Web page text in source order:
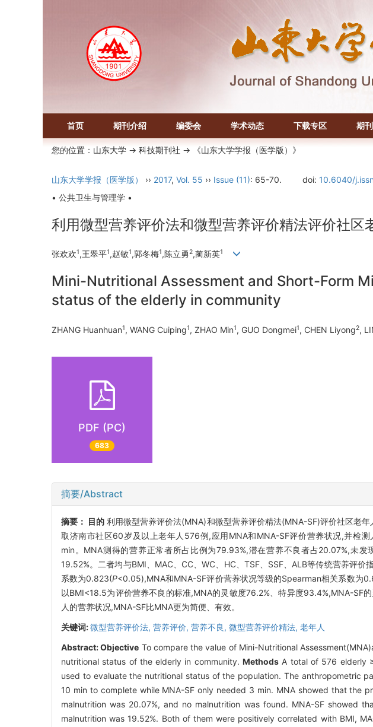
首页 期刊介绍 编委会 学术动态 下载专区 期
您的位置： 山东大学 -> 科技期刊社 -> 《山东大学学报（医学版）》
山东大学学报（医学版） ›› 2017, Vol. 55 ›› Issue (11): 65-70. doi: 10.6040/
• 公共卫生与管理学 •
利用微型营养评价法和微型营养评价精法评价社区
张欢欢1,王翠平1,赵敏1,郭冬梅1,陈立勇2,蔺新英1
Mini-Nutritional Assessment and Short-Form
status of the elderly in community
ZHANG Huanhuan1, WANG Cuiping1, ZHAO Min1, GUO Dongmei1, CHEN Liyong2,
PDF (PC)
683
摘要/Abstract
摘要： 目的 利用微型营养评价法(MNA)和微型营养评价精法(MNA-SF)评价社区老
取济南市社区60岁及以上老年人576例,应用MNA和MNA-SF评价营养状况,并检
min。MNA测得的营养正常者所占比例为79.93%,潜在营养不良者占20.07%,未
19.52%。二者均与BMI、MAC、CC、WC、HC、TSF、SSF、ALB等传统营养评价
系数为0.823(P<0.05),MNA和MNA-SF评价营养状况等级的Spearman相关系数为
以BMI<18.5为评价营养不良的标准,MNA的灵敏度76.2%、特异度93.4%,MNA-SF
人的营养状况,MNA-SF比MNA更为简便、有效。
关键词:微型营养评价法, 营养评价, 营养不良, 微型营养评价精法, 老年人
Abstract:Objective To compare the value of Mini-Nutritional
nutritional status of the elderly in community.Methods A total of 576 elderly
used to evaluate the nutritional status of the population. The anthropometric
10 min to complete while MNA-SF only needed 3 min. MNA showed that the
malnutrition was 20.07%, and no malnutrition was found. MNA-SF showed
malnutrition was 19.52%. Both of them were positively correlated with BMI,